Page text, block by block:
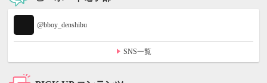
@bboy_denshibu
SNS一覧